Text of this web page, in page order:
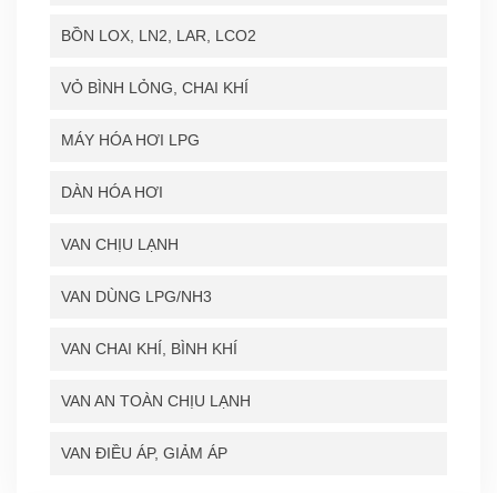
BỒN LOX, LN2, LAR, LCO2
VỎ BÌNH LỎNG, CHAI KHÍ
MÁY HÓA HƠI LPG
DÀN HÓA HƠI
VAN CHỊU LẠNH
VAN DÙNG LPG/NH3
VAN CHAI KHÍ, BÌNH KHÍ
VAN AN TOÀN CHỊU LẠNH
VAN ĐIỀU ÁP, GIẢM ÁP